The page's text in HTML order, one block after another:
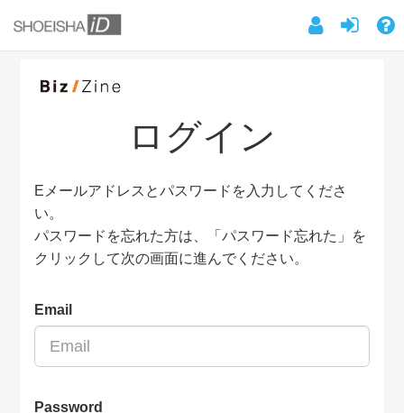
ログイン
Eメールアドレスとパスワードを入力してくださ
い。
パスワードを忘れた方は、「パスワード忘れた」を
クリックして次の画面に進んでください。
Email
Password